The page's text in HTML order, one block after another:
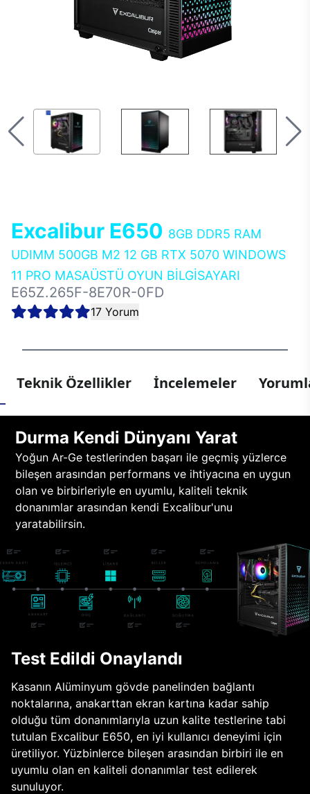
Excalibur E650 8GB DDR5 RAM
UDIMM 500GB M2 12 GB RTX 5070 WINDOWS
11 PRO MASAÜSTÜ OYUN BİLGİSAYARI
E65Z.265F-8E70R-0FD
17 Yorum
Teknik Özellikler İncelemeler
Durma Kendi Dünyanı Yarat
Yoğun Ar-Ge testlerinden başarı ile geçmiş yüzlerce
bileşen arasından performans ve ihtiyacına en uygun
olan ve birbirleriyle en uyumlu, kaliteli teknik
donanımlar arasından kendi Excalibur'unu
yaratabilirsin.
Test Edildi Onaylandı
Kasanın Alüminyum gövde panelinden bağlantı
noktalarına, anakarttan ekran kartına kadar sahip
olduğu tüm donanımlarıyla uzun kalite testlerine tabi
tutulan Excalibur E650, en iyi kullanıcı deneyimi için
üretiliyor. Yüzbinlerce bileşen arasından birbiri ile en
uyumlu olan en kaliteli donanımlar test edilerek
sunuluyor.